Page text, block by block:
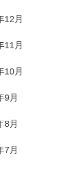
12月
11月
10月
9月
8月
7月